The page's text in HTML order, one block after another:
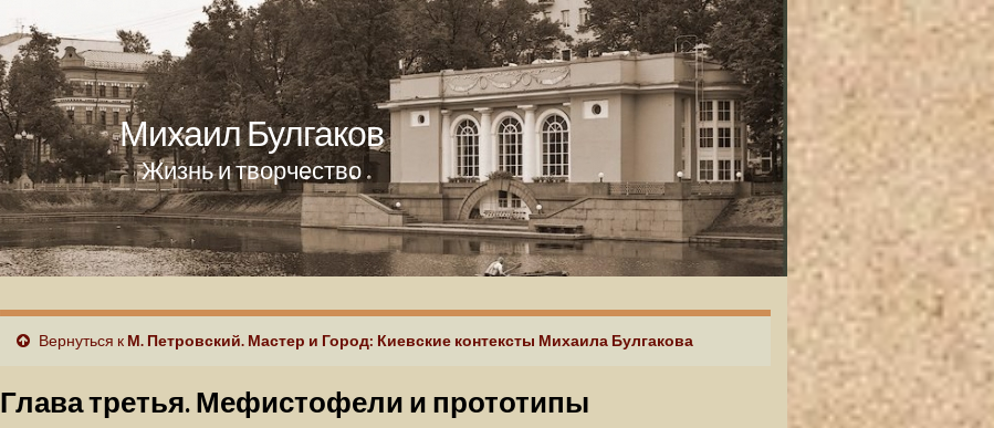
Михаил Булгаков
Жизнь и творчество
Вернуться к М. Петровский. Мастер и Город: Киевские контексты Михаила Булгакова
Глава третья. Мефистофели и прототипы